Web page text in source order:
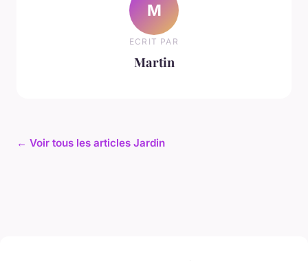
M
ECRIT PAR
Martin
← Voir tous les articles Jardin